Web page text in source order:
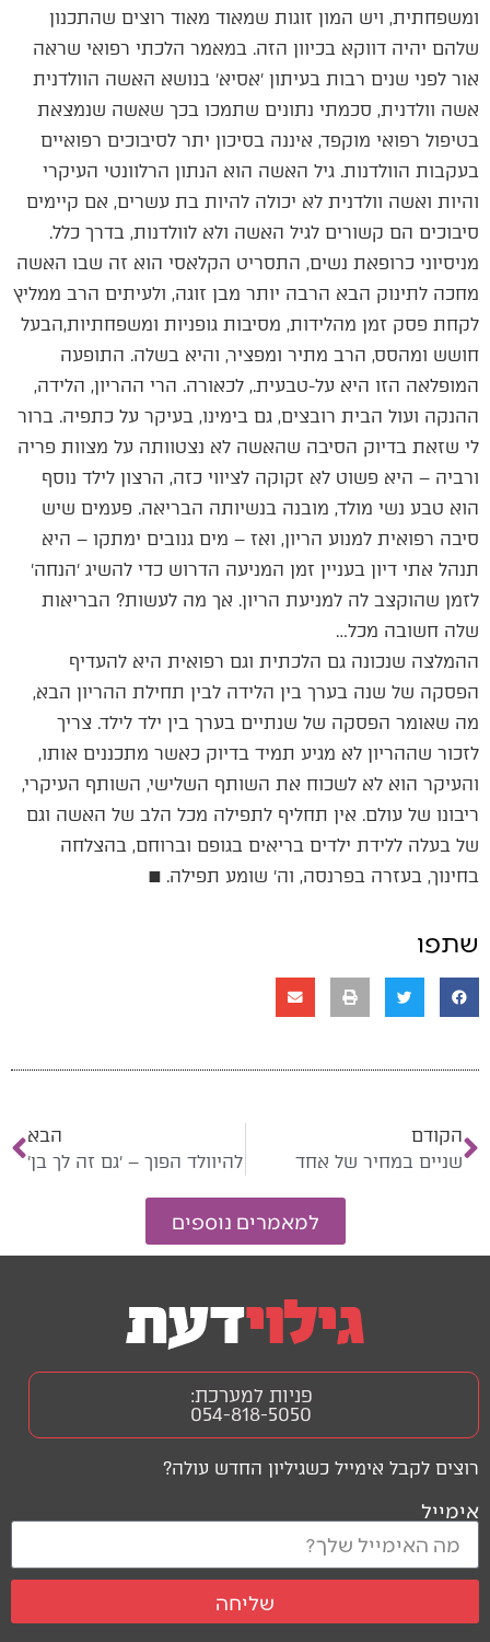
ומשפחתית, ויש המון זוגות שמאוד מאוד רוצים שהתכנון
שלהם יהיה דווקא בכיוון הזה. במאמר הלכתי רפואי שראה
אור לפני שנים רבות בעיתון ׳אסיא׳ בנושא האשה הוולדנית
אשה וולדנית, סכמתי נתונים שתמכו בכך שאשה שנמצאת
בטיפול רפואי מוקפד, איננה בסיכון יתר לסיבוכים רפואיים
בעקבות הוולדנות. גיל האשה הוא הנתון הרלוונטי העיקרי
והיות ואשה וולדנית לא יכולה להיות בת עשרים, אם קיימים
סיבוכים הם קשורים לגיל האשה ולא לוולדנות, בדרך כלל.
מניסיוני כרופאת נשים, התסריט הקלאסי הוא זה שבו האשה
מחכה לתינוק הבא הרבה יותר מבן זוגה, ולעיתים הרב ממליץ
לקחת פסק זמן מהלידות, מסיבות גופניות ומשפחתיות,הבעל
חושש ומהסס, הרב מתיר ומפציר, והיא בשלה. התופעה
המופלאה הזו היא על-טבעית., לכאורה. הרי ההריון, הלידה,
ההנקה ועול הבית רובצים, גם בימינו, בעיקר על כתפיה. ברור
לי שזאת בדיוק הסיבה שהאשה לא נצטוותה על מצוות פריה
ורביה – היא פשוט לא זקוקה לציווי כזה, הרצון לילד נוסף
הוא טבע נשי מולד, מובנה בנשיותה הבריאה. פעמים שיש
סיבה רפואית למנוע הריון, ואז – מים גנובים ימתקו – היא
תנהל אתי דיון בעניין זמן המניעה הדרוש כדי להשיג ׳הנחה׳
לזמן שהוקצב לה למניעת הריון. אך מה לעשות? הבריאות
שלה חשובה מכל…
ההמלצה שנכונה גם הלכתית וגם רפואית היא להעדיף
הפסקה של שנה בערך בין הלידה לבין תחילת ההריון הבא,
מה שאומר הפסקה של שנתיים בערך בין ילד לילד. צריך
לזכור שההריון לא מגיע תמיד בדיוק כאשר מתכננים אותו,
והעיקר הוא לא לשכוח את השותף השלישי, השותף העיקרי,
ריבונו של עולם. אין תחליף לתפילה מכל הלב של האשה וגם
של בעלה ללידת ילדים בריאים בגופם וברוחם, בהצלחה
בחינוך, בעזרה בפרנסה, וה׳ שומע תפילה. ■
שתפו
הקודם
שניים במחיר של אחד
הבא
להיוולד הפוך – ׳גם זה לך בן׳
למאמרים נוספים
רוצים לקבל אימייל כשגיליון החדש עולה?
אימייל
שליחה
פניות למערכת:
054-818-5050